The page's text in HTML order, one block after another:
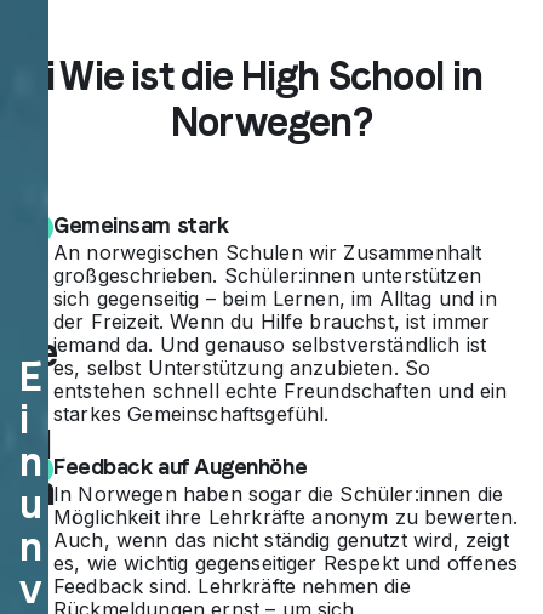
Dei
ufe
nt
hal
t in
No
rw
E
i
n
u
n
v
Wie ist die High School in
Norwegen?
Gemeinsam stark
An norwegischen Schulen wir Zusammenhalt
großgeschrieben. Schüler:innen unterstützen
sich gegenseitig – beim Lernen, im Alltag und in
der Freizeit. Wenn du Hilfe brauchst, ist immer
jemand da. Und genauso selbstverständlich ist
es, selbst Unterstützung anzubieten. So
entstehen schnell echte Freundschaften und ein
starkes Gemeinschaftsgefühl.
Feedback auf Augenhöhe
In Norwegen haben sogar die Schüler:innen die
Möglichkeit ihre Lehrkräfte anonym zu bewerten.
Auch, wenn das nicht ständig genutzt wird, zeigt
es, wie wichtig gegenseitiger Respekt und offenes
Feedback sind. Lehrkräfte nehmen die
Rückmeldungen ernst – um sich